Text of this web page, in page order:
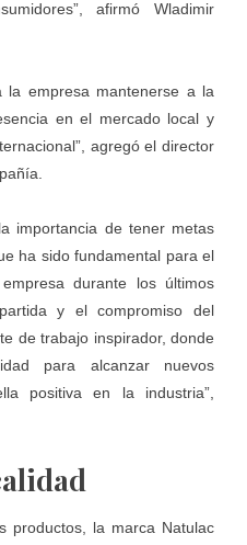
afirmó Wladimir
la empresa mantenerse a la
en el mercado local y
agregó el director
importancia de tener metas
ha sido fundamental para el
durante los últimos
y el compromiso del
de trabajo inspirador, donde
para alcanzar nuevos
positiva en la industria”,
productos, la marca Natulac